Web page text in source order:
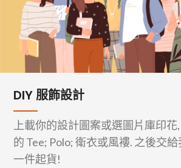
DIY 服飾設計
上載你的設計圖案或選圖片庫印
的 Tee; Polo; 衛衣或風褸. 之後交
一件起貨!